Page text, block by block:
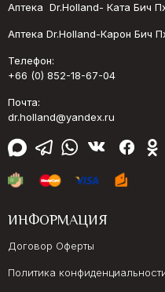
Аптека Dr.Holland- Ката Бич
Аптека Dr.Holland-Карон Бич
Телефон:
+66 (0) 852-18-67-04
Почта:
dr.holland@yandex.ru
ИНФОРМАЦИЯ
Договор Оферты
Политика